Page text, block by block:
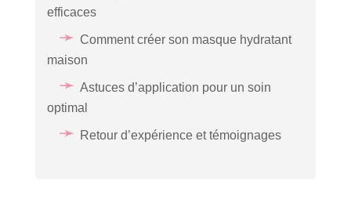
efficaces
Comment créer son masque hydratant
maison
Astuces d’application pour un soin
optimal
Retour d’expérience et témoignages